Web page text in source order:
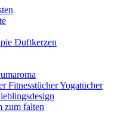
Duftkerzen
Fitnesstücher Yogatücher
zum falten